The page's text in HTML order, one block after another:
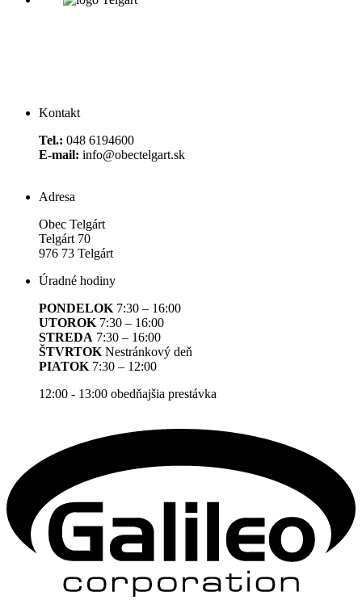
Kontakt
Tel.: 048 6194600
E-mail: info@obectelgart.sk
Adresa
Obec Telgárt
Telgárt 70
976 73 Telgárt
Úradné hodiny
PONDELOK 7:30 – 16:00
UTOROK 7:30 – 16:00
STREDA 7:30 – 16:00
ŠTVRTOK Nestránkový deň
PIATOK 7:30 – 12:00
12:00 - 13:00 obedňajšia prestávka